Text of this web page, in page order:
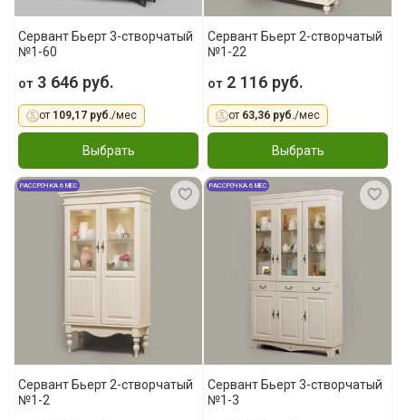
Сервант Бьерт 3-створчатый
№1-60
от3 646 руб.
от 109,17 руб./мес
Выбрать
Сервант Бьерт 2-створчатый
№1-22
от2 116 руб.
от 63,36 руб./мес
Выбрать
РАССРОЧКА 6 МЕС
Сервант Бьерт 2-створчатый
№1-2
РАССРОЧКА 6 МЕС
Сервант Бьерт 3-створчатый
№1-3